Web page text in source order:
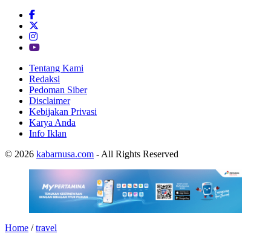
Tentang Kami
Redaksi
Pedoman Siber
Disclaimer
Kebijakan Privasi
Karya Anda
Info Iklan
© 2026 kabarnusa.com - All Rights Reserved
Home /travel